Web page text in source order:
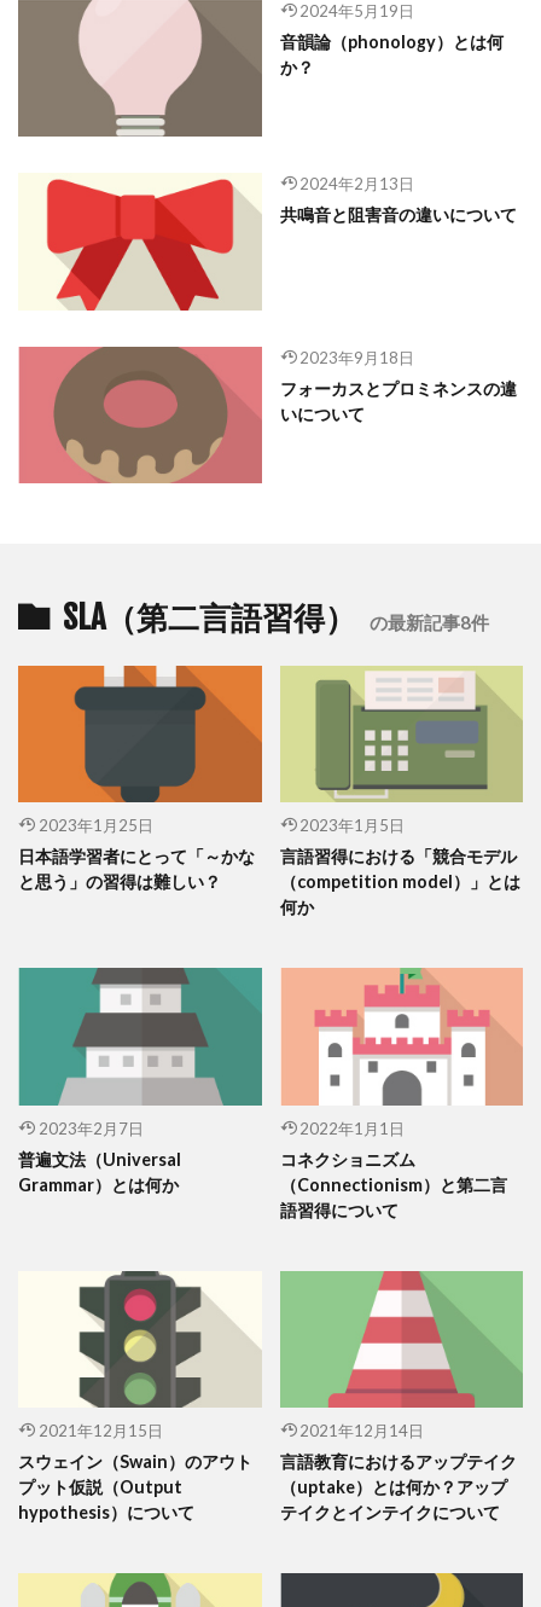
2024年5月19日
音韻論（phonology）とは何
か？
2024年2月13日
共鳴音と阻害音の違いについて
2023年9月18日
フォーカスとプロミネンスの違
いについて
SLA（第二言語習得） の最新記事8件
2023年1月25日
日本語学習者にとって「～かな
と思う」の習得は難しい？
2023年1月5日
言語習得における「競合モデル
（competition model）」とは
何か
2023年2月7日
普遍文法（Universal
Grammar）とは何か
2022年1月1日
コネクショニズム
（Connectionism）と第二言
語習得について
2021年12月15日
スウェイン（Swain）のアウト
プット仮説（Output
hypothesis）について
2021年12月14日
言語教育におけるアップテイク
（uptake）とは何か？アップ
テイクとインテイクについて